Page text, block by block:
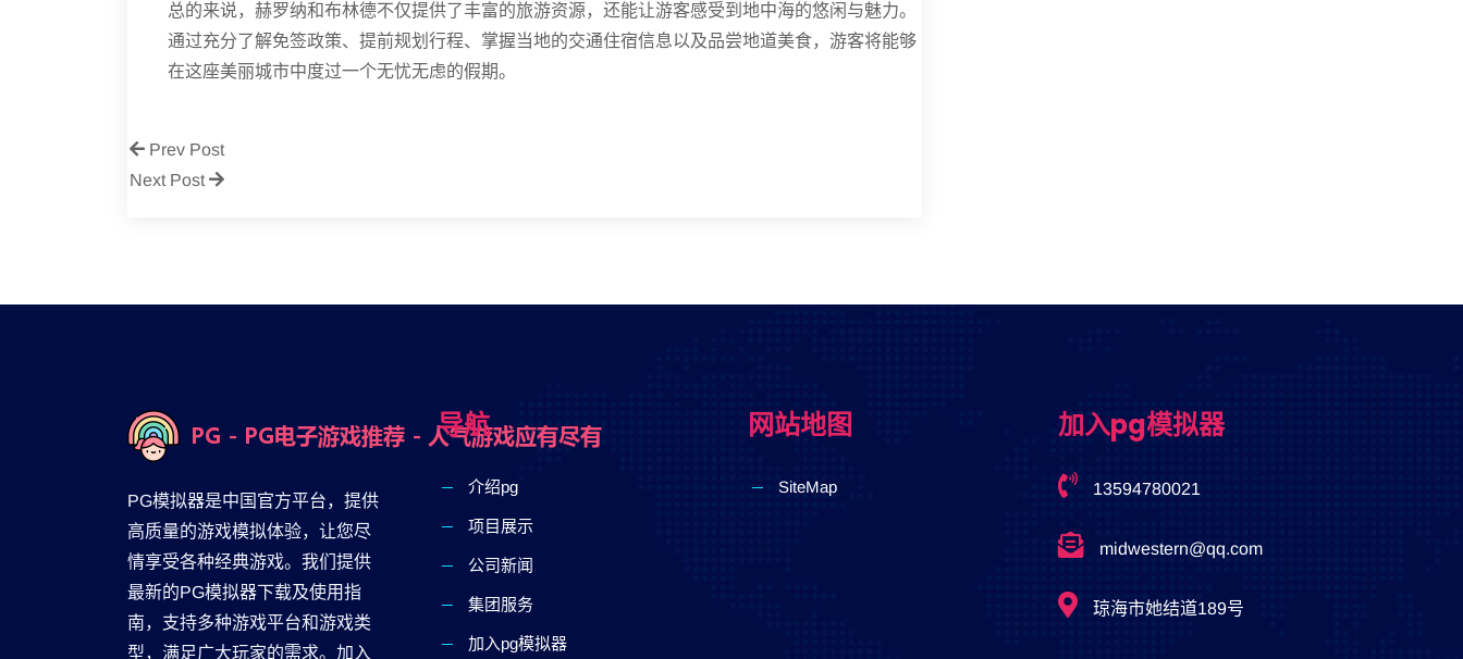
总的来说，赫罗纳和布林德不仅提供了丰富的旅游资源，还能让游客感受到地中海的悠闲与魅力。
通过充分了解免签政策、提前规划行程、掌握当地的交通住宿信息以及品尝地道美食，游客将能够
在这座美丽城市中度过一个无忧无虑的假期。
Prev Post
Next Post
PG模拟器是中国官方平台，提供
高质量的游戏模拟体验，让您尽
情享受各种经典游戏。我们提供
最新的PG模拟器下载及使用指
南，支持多种游戏平台和游戏类
型，满足广大玩家的需求。加入
导航
介绍pg
项目展示
公司新闻
集团服务
加入pg模拟器
网站地图
SiteMap
加入pg模拟器
13594780021
midwestern@qq.com
琼海市她结道189号